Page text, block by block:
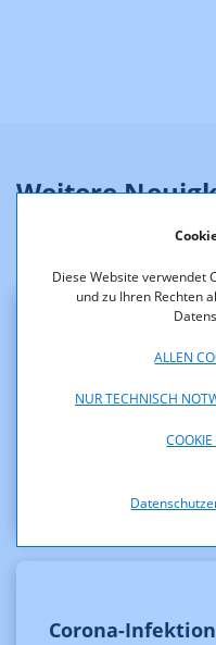
Diese Website verwendet
und zu Ihren Rechten
ALLEN
NUR TECHNISCH
Weitere
Klarstellung zu
möglichen
Corona-